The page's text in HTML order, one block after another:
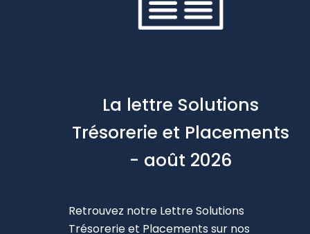
La lettre Solutions
Trésorerie et Placements
- août 2026
Retrouvez notre Lettre Solutions
Trésorerie et Placements sur nos